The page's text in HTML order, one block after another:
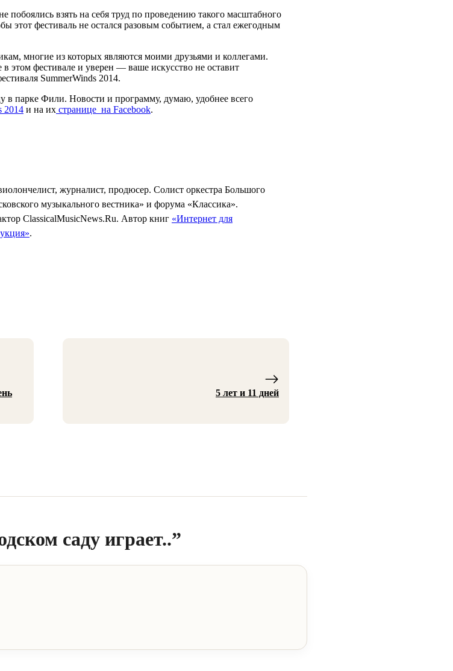
побоялись взять на себя труд по проведению такого масштабного
этот фестиваль не остался разовым событием, а стал ежегодным
многие из которых являются моими друзьями и коллегами.
этом фестивале и уверен — ваше искусство не оставит
SummerWinds 2014.
в парке Фили. Новости и программу, думаю, удобнее всего
2014 и на их странице на Facebook.
журналист, продюсер. Солист оркестра Большого
музыкального вестника» и форума «Классика».
ClassicalMusicNews.Ru. Автор книг «Интернет для
.
5 лет и 11 дней
саду играет..”